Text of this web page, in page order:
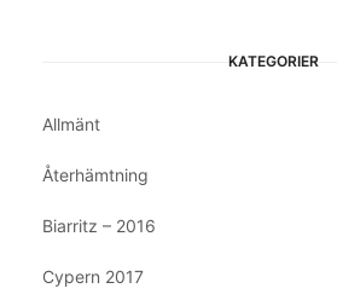
KATEGORIER
Allmänt
Återhämtning
Biarritz – 2016
Cypern 2017